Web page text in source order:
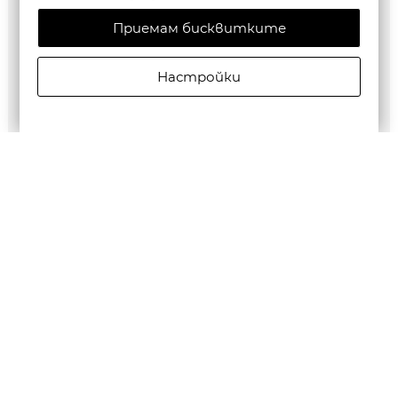
Приемам бисквитките
Настройки